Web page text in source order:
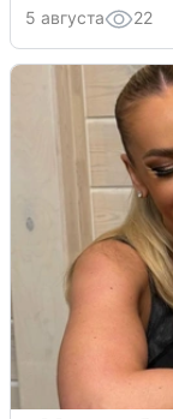
5 августа 22